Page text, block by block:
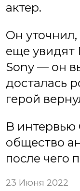
актер.
Он уточнил,
еще увидят
Sony — он
досталась
герой
В интервью
общество
после чего
23 Июня 2022